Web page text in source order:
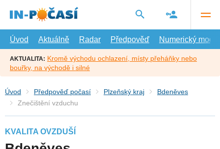
hlavní
Úvod
Aktuálně Radar Předpověď Numerický model
AKTUALITA: Kromě východu ochlazení, místy přeháňky nebo
bouřky, na východě i silné
Úvod Předpověď počasí Plzeňský kraj
Bdeněves
Znečištění vzduchu
KVALITA OVZDUŠÍ